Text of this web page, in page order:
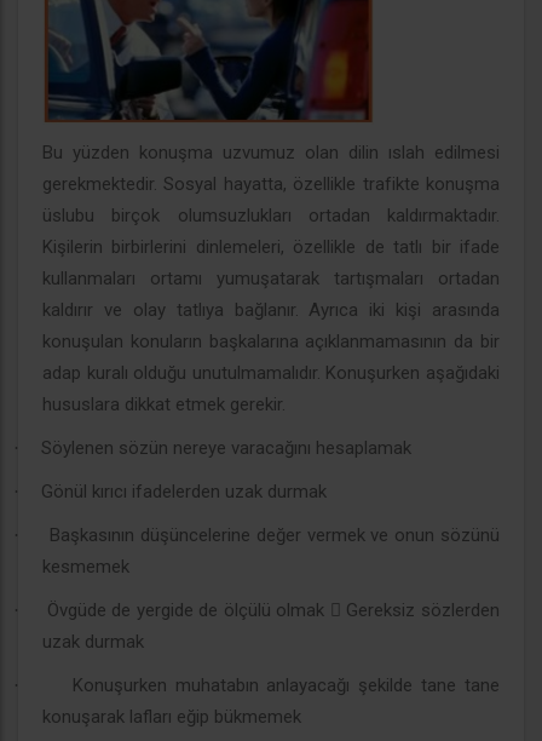
Bu yüzden konuşma uzvumuz olan dilin ıslah edilmesi
gerekmektedir. Sosyal hayatta, özellikle trafikte konuşma
üslubu birçok olumsuzlukları ortadan kaldırmaktadır.
Kişilerin birbirlerini dinlemeleri, özellikle de tatlı bir ifade
kullanmaları ortamı yumuşatarak tartışmaları ortadan
kaldırır ve olay tatlıya bağlanır. Ayrıca iki kişi arasında
konuşulan konuların başkalarına açıklanmamasının da bir
adap kuralı olduğu unutulmamalıdır. Konuşurken aşağıdaki
hususlara dikkat etmek gerekir.
· Söylenen sözün nereye varacağını hesaplamak
· Gönül kırıcı ifadelerden uzak durmak
·
Başkasının düşüncelerine değer vermek ve onun sözünü
kesmemek
·
Övgüde de yergide de ölçülü olmak  Gereksiz sözlerden
uzak durmak
·
Konuşurken muhatabın anlayacağı şekilde tane tane
konuşarak lafları eğip bükmemek